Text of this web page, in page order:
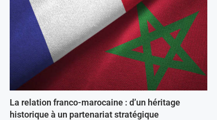
La relation franco-marocaine : d’un héritage
historique à un partenariat stratégique